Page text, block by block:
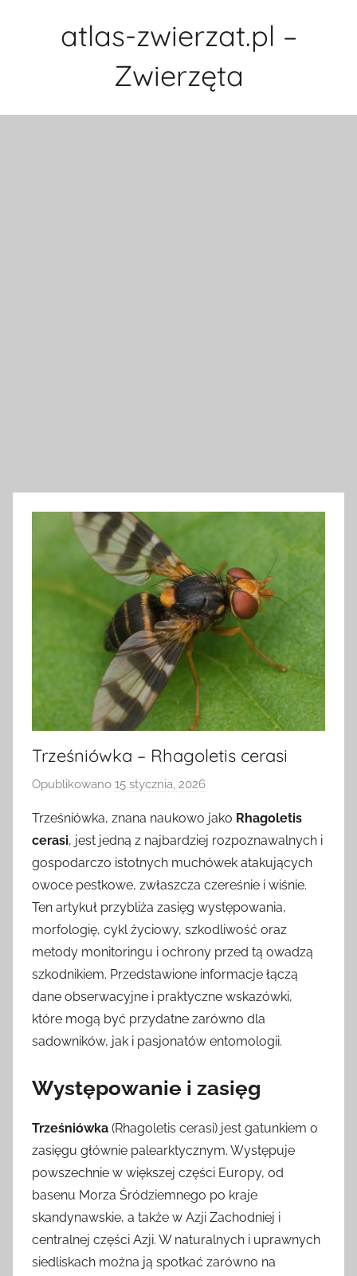
atlas-zwierzat.pl –
Zwierzęta
Trześniówka – Rhagoletis cerasi
Opublikowano 15 stycznia, 2026
z
e
z
Trześniówka, znana naukowo jako Rhagoletis
cerasi, jest jedną z najbardziej rozpoznawalnych i
gospodarczo istotnych muchówek atakujących
owoce pestkowe, zwłaszcza czereśnie i wiśnie.
Ten artykuł przybliża zasięg występowania,
morfologię, cykl życiowy, szkodliwość oraz
metody monitoringu i ochrony przed tą owadzą
szkodnikiem. Przedstawione informacje łączą
dane obserwacyjne i praktyczne wskazówki,
które mogą być przydatne zarówno dla
sadowników, jak i pasjonatów entomologii.
Występowanie i zasięg
Trześniówka (Rhagoletis cerasi) jest gatunkiem o
zasięgu głównie palearktycznym. Występuje
powszechnie w większej części Europy, od
basenu Morza Śródziemnego po kraje
skandynawskie, a także w Azji Zachodniej i
centralnej części Azji. W naturalnych i uprawnych
siedliskach można ją spotkać zarówno na